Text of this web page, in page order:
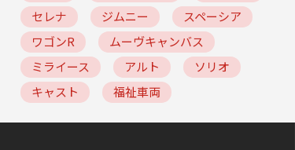
セレナ
ジムニー
スペーシア
ワゴンR
ムーヴキャンバス
ミライース
アルト
ソリオ
キャスト
福祉車両